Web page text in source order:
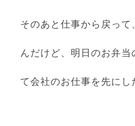
そのあと仕事から戻って
んだけど、明日のお弁
て会社のお仕事を先にし